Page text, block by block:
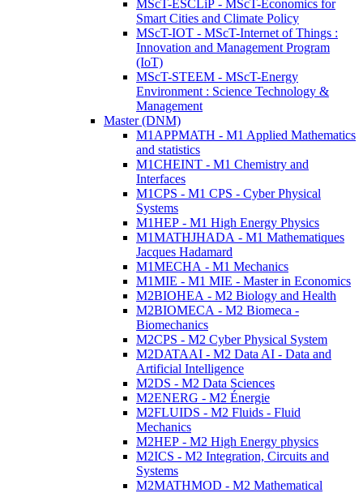
MScT-ESCLiP - MScT-Economics for
Smart Cities and Climate Policy
MScT-IOT - MScT-Internet of Things :
Innovation and Management Program
(IoT)
MScT-STEEM - MScT-Energy
Environment : Science Technology &
Management
Master (DNM)
M1APPMATH - M1 Applied Mathematics
and statistics
M1CHEINT - M1 Chemistry and
Interfaces
M1CPS - M1 CPS - Cyber Physical
Systems
M1HEP - M1 High Energy Physics
M1MATHJHADA - M1 Mathematiques
Jacques Hadamard
M1MECHA - M1 Mechanics
M1MIE - M1 MIE - Master in Economics
M2BIOHEA - M2 Biology and Health
M2BIOMECA - M2 Biomeca -
Biomechanics
M2CPS - M2 Cyber Physical System
M2DATAAI - M2 Data AI - Data and
Artificial Intelligence
M2DS - M2 Data Sciences
M2ENERG - M2 Énergie
M2FLUIDS - M2 Fluids - Fluid
Mechanics
M2HEP - M2 High Energy physics
M2ICS - M2 Integration, Circuits and
Systems
M2MATHMOD - M2 Mathematical